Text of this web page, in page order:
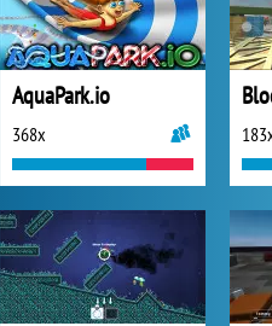
AquaPark.io
368x